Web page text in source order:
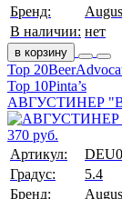
Бренд:
В наличии: нет
в корзину
Top 20
Top 10Pinta’s
АВГУСТИНЕР
370 руб.
Артикул:
Градус:
5.4
Бренд: